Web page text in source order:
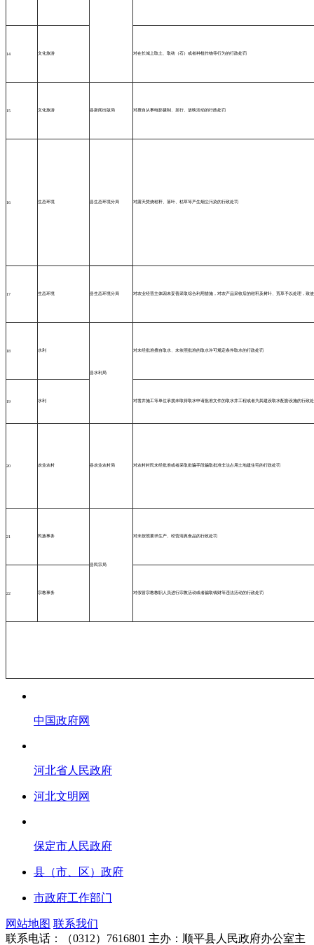
14 文化旅游 对在长城上取土、取砖（石）或者种植作物等行为的行政处罚
15 文化旅游 县新闻出版局 对擅自从事电影摄制、发行、放映活动的行政处罚
16 生态环境 县生态环境分局 对露天焚烧秸秆、落叶、枯草等产生烟尘污染的行政处罚
17 生态环境 县生态环境分局 对农业经营主体因未妥善采取综合利用措施，对农产品采收后的秸秆及树叶、荒草予以处理，致
18 水利
县水利局
对未经批准擅自取水、未依照批准的取水许可规定条件取水的行政处罚
19 水利 对凿井施工等单位承揽未取得取水申请批准文件的取水井工程或者为其建设取水配套设施的行政
20 农业农村 县农业农村局 对农村村民未经批准或者采取欺骗手段骗取批准非法占用土地建住宅的行政处罚
21 民族事务
县民宗局
对未按照要求生产、经营清真食品的行政处罚
22 宗教事务 对假冒宗教教职人员进行宗教活动或者骗取钱财等违法活动的行政处罚
中国政府网
河北省人民政府
河北文明网
保定市人民政府
县（市、区）政府
市政府工作部门
网站地图 联系我们
联系电话：（0312）7616801 主办：顺平县人民政府办公室主